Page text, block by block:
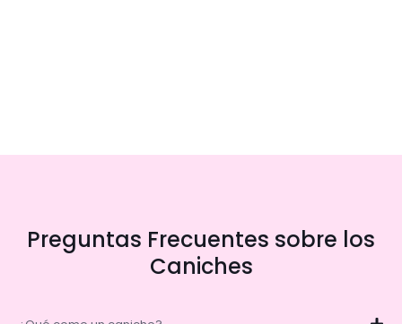
Preguntas Frecuentes sobre los
Caniches